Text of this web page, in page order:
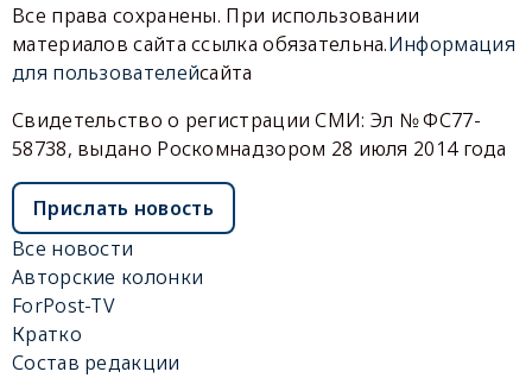
Все права сохранены. При использовании
материалов сайта ссылка обязательна.Информация
для пользователейсайта
Свидетельство о регистрации СМИ: Эл № ФС77-
58738, выдано Роскомнадзором 28 июля 2014 года
Прислать новость
Все новости
Авторские колонки
ForPost-TV
Кратко
Состав редакции